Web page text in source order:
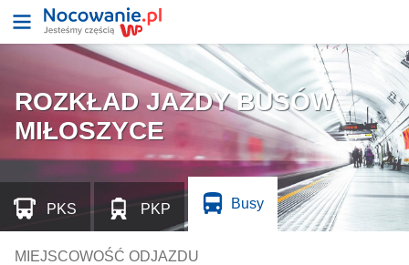
ROZKŁAD JAZDY BUSÓW
MIŁOSZYCE
MIEJSCOWOŚĆ ODJAZDU
PKS PKP Busy